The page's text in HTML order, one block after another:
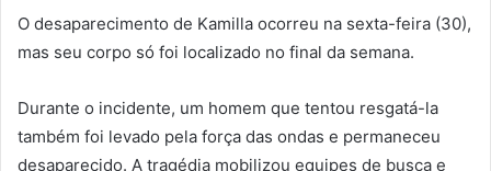
O desaparecimento de Kamilla ocorreu na sexta-feira (30),
mas seu corpo só foi localizado no final da semana.
Durante o incidente, um homem que tentou resgatá-la
também foi levado pela força das ondas e permaneceu
desaparecido. A tragédia mobilizou equipes de busca e